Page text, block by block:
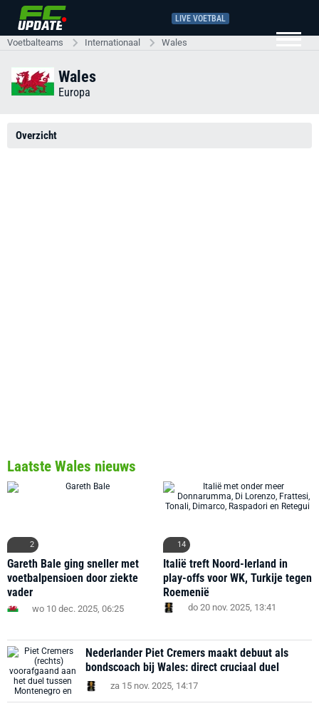
LIVE VOETBAL
Voetbalteams Internationaal Wales
Wales
Europa
Overzicht
Laatste Wales nieuws
2
Gareth Bale ging sneller met
voetbalpensioen door ziekte
vader
wo 10 dec. 2025, 06:25
14
Italië treft Noord-Ierland in
play-offs voor WK, Turkije tegen
Roemenië
do 20 nov. 2025, 13:41
Nederlander Piet Cremers maakt debuut als
bondscoach bij Wales: direct cruciaal duel
za 15 nov. 2025, 14:17